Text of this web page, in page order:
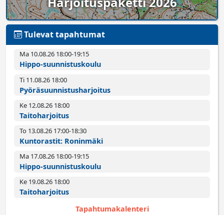
Tulevat tapahtumat
Ma 10.08.26 18:00­-19:15
Hippo-suunnistuskoulu
Ti 11.08.26 18:00­
Pyörä­suunnistus­harjoitus
Ke 12.08.26 18:00­
Taitoharjoitus
To 13.08.26 17:00­-18:30
Kuntorastit: Roninmäki
Ma 17.08.26 18:00­-19:15
Hippo-suunnistuskoulu
Ke 19.08.26 18:00­
Taitoharjoitus
Tapahtumakalenteri